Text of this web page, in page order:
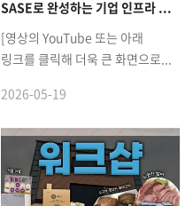
SASE로 완성하는 기업 인프라 ...
[영상의 YouTube 또는 아래
링크를 클릭해 더욱 큰 화면으로...
2026-05-19